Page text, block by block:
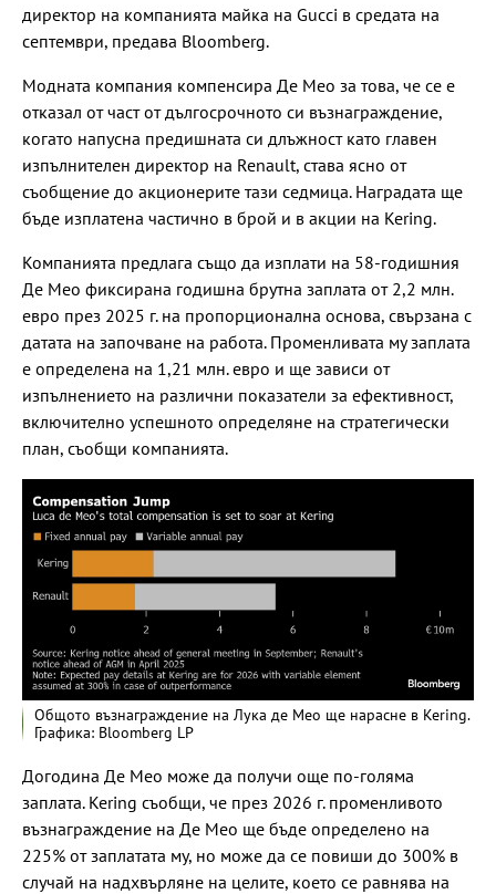
директор на компанията майка на Gucci в средата на
септември, предава Bloomberg.
Модната компания компенсира Де Мео за това, че се е
отказал от част от дългосрочното си възнаграждение,
когато напусна предишната си длъжност като главен
изпълнителен директор на Renault, става ясно от
съобщение до акционерите тази седмица. Наградата ще
бъде изплатена частично в брой и в акции на Kering.
Компанията предлага също да изплати на 58-годишния
Де Мео фиксирана годишна брутна заплата от 2,2 млн.
евро през 2025 г. на пропорционална основа, свързана с
датата на започване на работа. Променливата му заплата
е определена на 1,21 млн. евро и ще зависи от
изпълнението на различни показатели за ефективност,
включително успешното определяне на стратегически
план, съобщи компанията.
Общото възнаграждение на Лука де Мео ще нарасне в Kering.
Графика: Bloomberg LP
Догодина Де Мео може да получи още по-голяма
заплата. Kering съобщи, че през 2026 г. променливото
възнаграждение на Де Мео ще бъде определено на
225% от заплатата му, но може да се повиши до 300% в
случай на надхвърляне на целите, което се равнява на